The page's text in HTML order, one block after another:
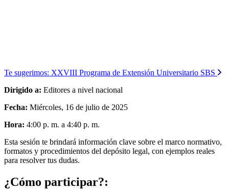
Te sugerimos: XXVIII Programa de Extensión Universitario SBS
Dirigido a: Editores a nivel nacional
Fecha: Miércoles, 16 de julio de 2025
Hora: 4:00 p. m. a 4:40 p. m.
Esta sesión te brindará información clave sobre el marco normativo,
formatos y procedimientos del depósito legal, con ejemplos reales
para resolver tus dudas.
¿Cómo participar?: